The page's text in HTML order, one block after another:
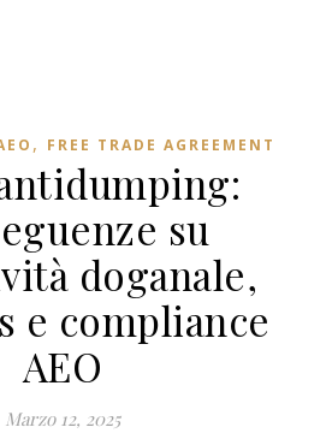
, FREE TRADE AGREEMENT
su
doganale,
e compliance
AEO
Marzo 12, 2025